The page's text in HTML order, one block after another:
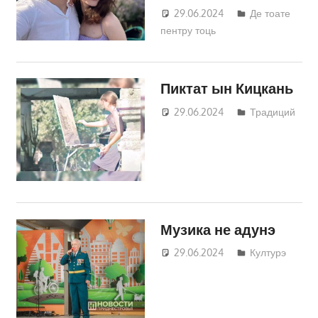
29.06.2024
Татьяна
Де тоате
пентру тоць
Пиктат ын Кицкань
29.06.2024
Татьяна
Традиций
Музика не адунэ
29.06.2024
Татьяна
Културэ